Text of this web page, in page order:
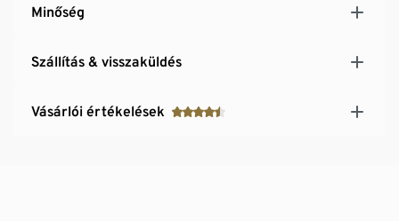
Minőség
Szállítás & visszaküldés
Vásárlói értékelések